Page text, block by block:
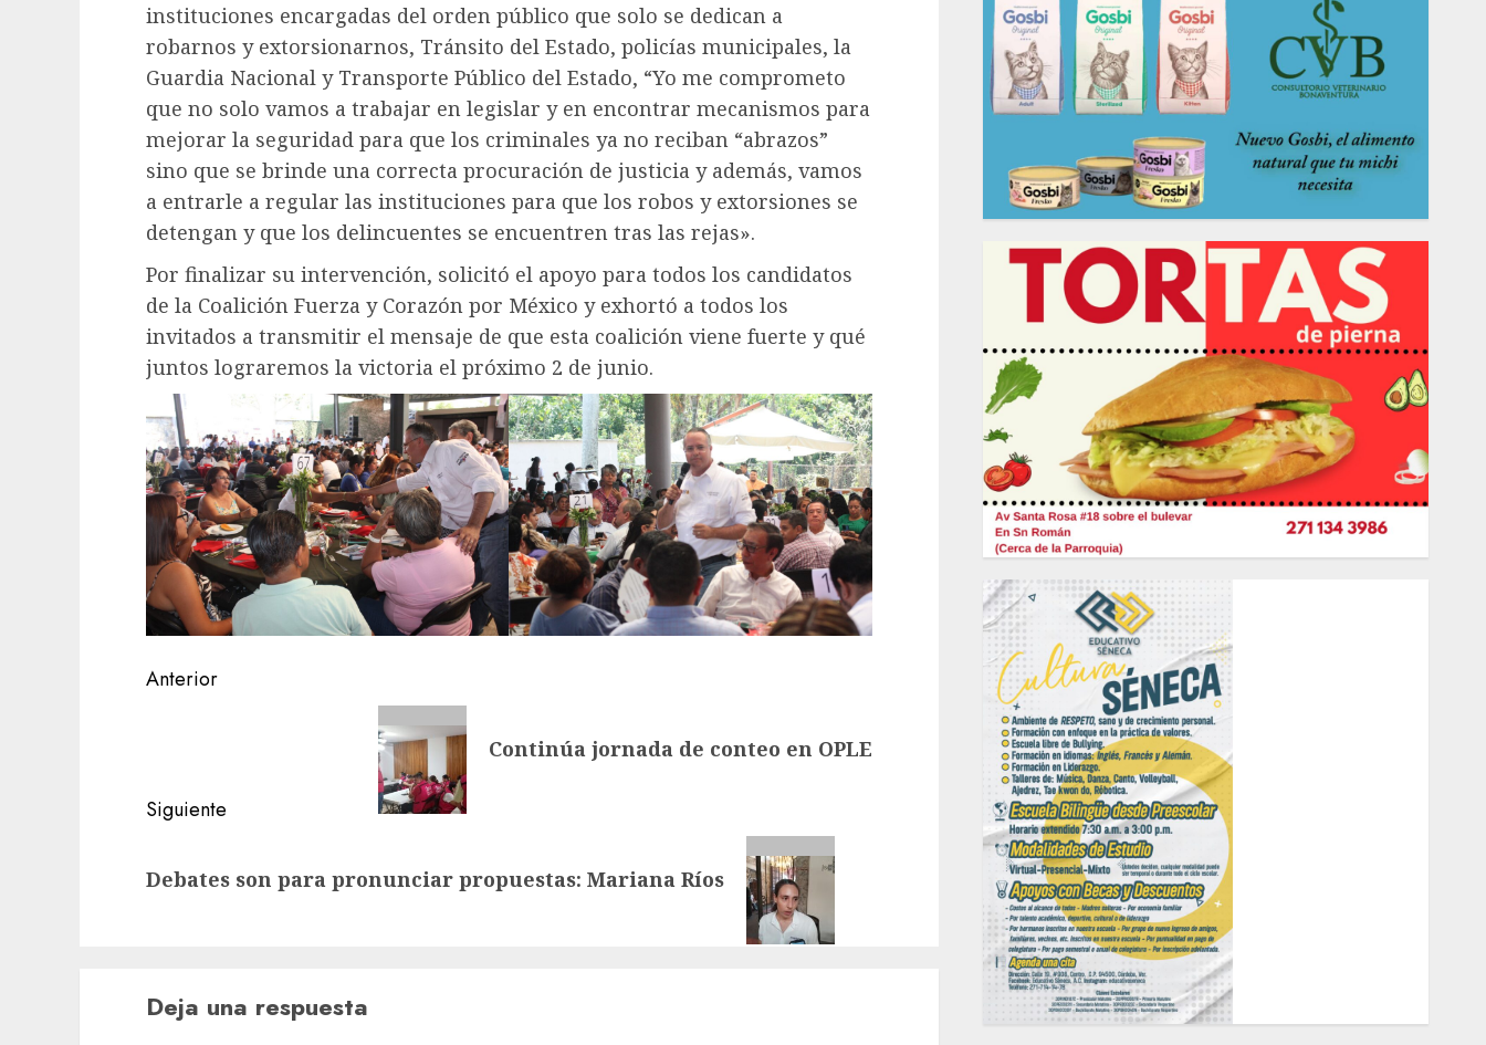
instituciones encargadas del orden público que solo se dedican a
robarnos y extorsionarnos, Tránsito del Estado, policías municipales, la
Guardia Nacional y Transporte Público del Estado, “Yo me comprometo
que no solo vamos a trabajar en legislar y en encontrar mecanismos para
mejorar la seguridad para que los criminales ya no reciban “abrazos”
sino que se brinde una correcta procuración de justicia y además, vamos
a entrarle a regular las instituciones para que los robos y extorsiones se
detengan y que los delincuentes se encuentren tras las rejas».
Por finalizar su intervención, solicitó el apoyo para todos los candidatos
de la Coalición Fuerza y Corazón por México y exhortó a todos los
invitados a transmitir el mensaje de que esta coalición viene fuerte y qué
juntos lograremos la victoria el próximo 2 de junio.
Navegación
Anterior
Continúa jornada de conteo en OPLE
Siguiente
entrada:
Debates son para pronunciar propuestas: Mariana Ríos
Deja una respuesta